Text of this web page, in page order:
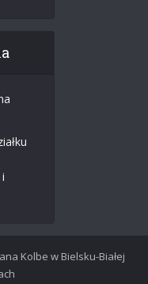
Kolbe w Bielsku-Białej